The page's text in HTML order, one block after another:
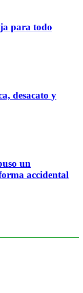
para todo
desacato y
un
accidental